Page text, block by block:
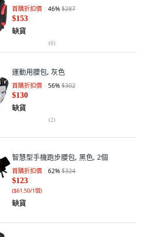
首購折扣價 46%$287
$153
缺貨
(6)
運動用腰包, 灰色
首購折扣價 56%$302
$130
缺貨
(2)
智慧型手機跑步腰包, 黑色, 2個
首購折扣價 62%$324
$123
($61.50/1個)
缺貨